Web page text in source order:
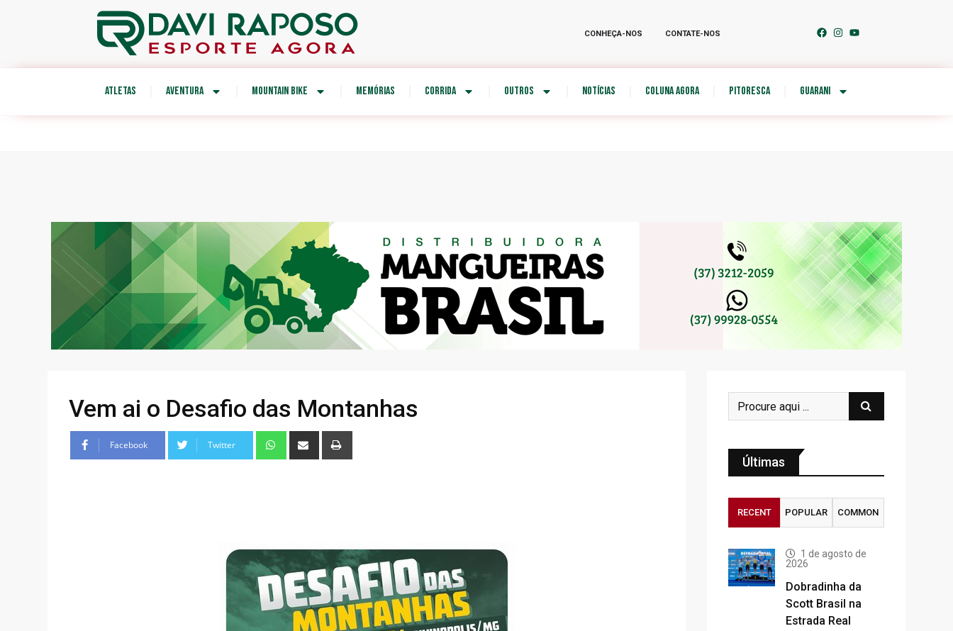
CONHEÇA-NOS CONTATE-NOS
ATLETAS AVENTURA MOUNTAIN BIKE MEMÓRIAS CORRIDA OUTROS NOTÍCIAS COLUNA AGORA PITORESCA GUARANI
Vem ai o Desafio das Montanhas
Facebook Twitter
Últimas
RECENT POPULAR COMMON
1 de agosto de
2026
Dobradinha da
Scott Brasil na
Estrada Real